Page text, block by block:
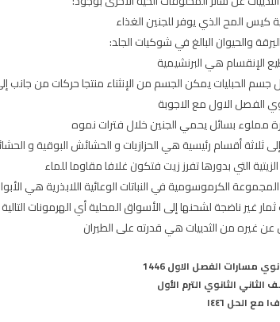
كيس المح الذي يوفر للجنين الغذاء
والحيوان البالغ في شوكيات الجلد:
الإنقسام هي البرنشيمية
الحبليات يمكن الجسم من الإنثناء منتجا حركات من جانب
الفصل الاول مع الاجوبة
مملوء بسائل يحمي الجنين خلال فترات نموه
إلى ثلاثة أقسام رئيسية هي الحزازيات و الحشائش البوقية و
التي بدورها تفرز زيت فتكون غلافا مقاوما للماء
الكرموسومية في النباتات الوعائية اللابذرية هي
غير ناضجة لشحنها إلى الأسواق المحلية أي الهرمونات
عن غيره من الثدييات هي قدرته على الطيران
مسارات الفصل الاول 1446
الثاني الثانوي الترم الأول